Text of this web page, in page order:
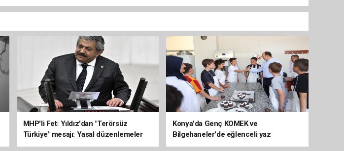
MHP'li Feti Yıldız'dan "Terörsüz
Türkiye" mesajı: Yasal düzenlemeler
kalıcı sonuç üretecek
Konya'da Genç KOMEK ve
Bilgehaneler'de eğlenceli yaz